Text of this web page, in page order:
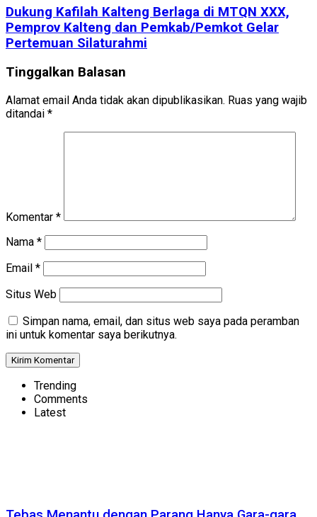
Dukung Kafilah Kalteng Berlaga di MTQN XXX,
Pemprov Kalteng dan Pemkab/Pemkot Gelar
Pertemuan Silaturahmi
Tinggalkan Balasan
Alamat email Anda tidak akan dipublikasikan. Ruas yang wajib
ditandai *
Komentar *
Nama *
Email *
Situs Web
Simpan nama, email, dan situs web saya pada peramban
ini untuk komentar saya berikutnya.
Trending
Comments
Latest